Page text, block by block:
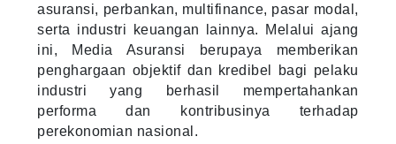
asuransi, perbankan, multifinance, pasar modal,
serta industri keuangan lainnya. Melalui ajang
ini, Media Asuransi berupaya memberikan
penghargaan objektif dan kredibel bagi pelaku
industri yang berhasil mempertahankan
performa dan kontribusinya terhadap
perekonomian nasional.